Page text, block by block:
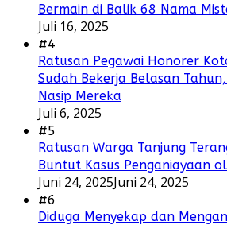
Bermain di Balik 68 Nama
Juli 16, 2025
#4
Ratusan Pegawai Honorer
Sudah Bekerja Belasan
Nasip Mereka
Juli 6, 2025
#5
Ratusan Warga Tanjung
Buntut Kasus Penganiayaan
Juni 24, 2025Juni 24, 2025
#6
Diduga Menyekap dan